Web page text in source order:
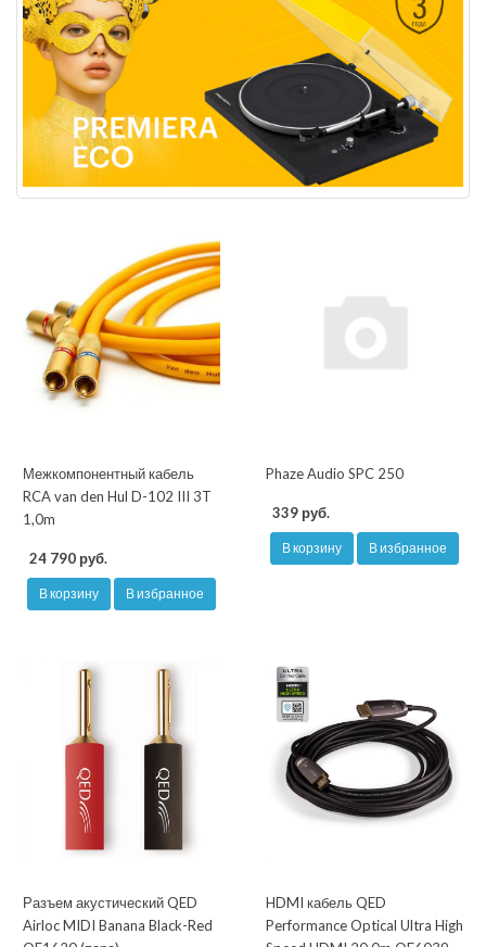
Межкомпонентный кабель
RCA van den Hul D-102 III 3T
1,0m
24 790 руб.
В корзину В избранное
Phaze Audio SPC 250
339 руб.
В корзину В избранное
Разъем акустический QED
Airloc MIDI Banana Black-Red
HDMI кабель QED
Performance Optical Ultra High